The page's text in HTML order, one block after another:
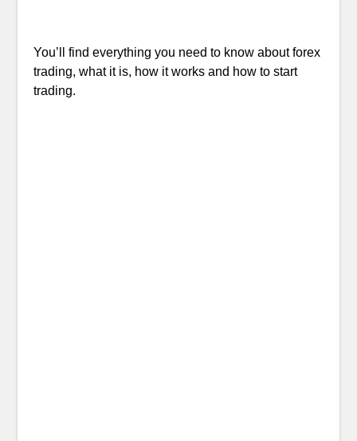
You’ll find everything you need to know about forex
trading, what it is, how it works and how to start
trading.